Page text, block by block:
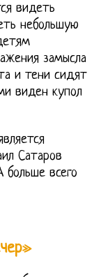
видеть
небольшую
замысла
и тени сидят
виден купол
Сатаров
больше всего